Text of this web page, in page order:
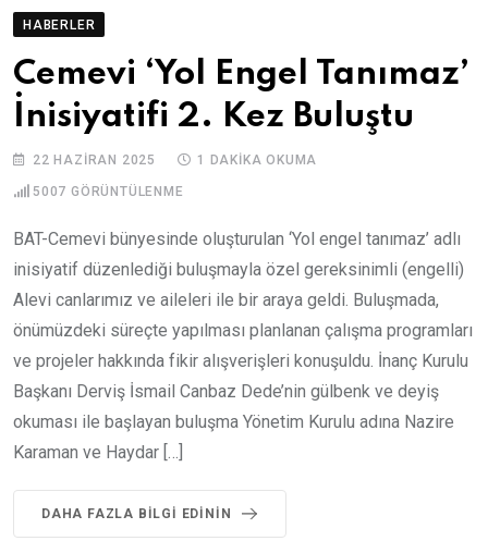
HABERLER
Cemevi ‘Yol Engel Tanımaz’
İnisiyatifi 2. Kez Buluştu
22 HAZIRAN 2025 1 DAKIKA OKUMA
5007 GÖRÜNTÜLENME
BAT-Cemevi bünyesinde oluşturulan ‘Yol engel tanımaz’ adlı
inisiyatif düzenlediği buluşmayla özel gereksinimli (engelli)
Alevi canlarımız ve aileleri ile bir araya geldi. Buluşmada,
önümüzdeki süreçte yapılması planlanan çalışma programları
ve projeler hakkında fikir alışverişleri konuşuldu. İnanç Kurulu
Başkanı Derviş İsmail Canbaz Dede’nin gülbenk ve deyiş
okuması ile başlayan buluşma Yönetim Kurulu adına Nazire
Karaman ve Haydar […]
DAHA FAZLA BILGI EDININ